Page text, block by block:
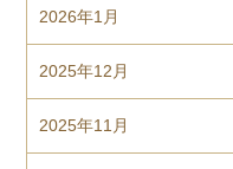
2026年1月
2025年12月
2025年11月